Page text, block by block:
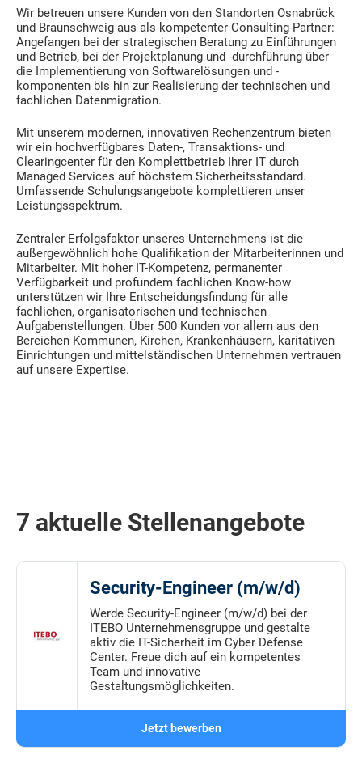
Wir betreuen unsere Kunden von den Standorten Osnabrück
und Braunschweig aus als kompetenter Consulting-Partner:
Angefangen bei der strategischen Beratung zu Einführungen
und Betrieb, bei der Projektplanung und -durchführung über
die Implementierung von Softwarelösungen und -
komponenten bis hin zur Realisierung der technischen und
fachlichen Datenmigration.
Mit unserem modernen, innovativen Rechenzentrum bieten
wir ein hochverfügbares Daten-, Transaktions- und
Clearingcenter für den Komplettbetrieb Ihrer IT durch
Managed Services auf höchstem Sicherheitsstandard.
Umfassende Schulungsangebote komplettieren unser
Leistungsspektrum.
Zentraler Erfolgsfaktor unseres Unternehmens ist die
außergewöhnlich hohe Qualifikation der Mitarbeiterinnen und
Mitarbeiter. Mit hoher IT-Kompetenz, permanenter
Verfügbarkeit und profundem fachlichen Know-how
unterstützen wir Ihre Entscheidungsfindung für alle
fachlichen, organisatorischen und technischen
Aufgabenstellungen. Über 500 Kunden vor allem aus den
Bereichen Kommunen, Kirchen, Krankenhäusern, karitativen
Einrichtungen und mittelständischen Unternehmen vertrauen
auf unsere Expertise.
7 aktuelle Stellenangebote
Security-Engineer (m/w/d)
Werde Security-Engineer (m/w/d) bei der
ITEBO Unternehmensgruppe und gestalte
aktiv die IT-Sicherheit im Cyber Defense
Center. Freue dich auf ein kompetentes
Team und innovative
Gestaltungsmöglichkeiten.
Jetzt bewerben